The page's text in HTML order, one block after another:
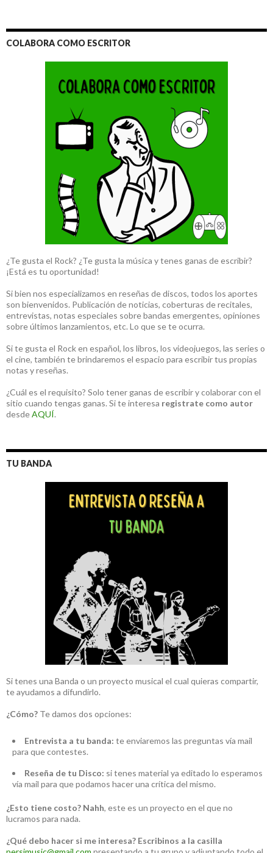
COLABORA COMO ESCRITOR
¿Te gusta el Rock? ¿Te gusta la música y tenes ganas de escribir?
¡Está es tu oportunidad!
Si bien nos especializamos en reseñas de discos, todos los aportes
son bienvenidos. Publicación de noticias, coberturas de recitales,
entrevistas, notas especiales sobre bandas emergentes, opiniones
sobre últimos lanzamientos, etc. Lo que se te ocurra.
Si te gusta el Rock en español, los libros, los videojuegos, las series o
el cine, también te brindaremos el espacio para escribir tus propias
notas y reseñas.
¿Cuál es el requisito? Solo tener ganas de escribir y colaborar con el
sitio cuando tengas ganas. Si te interesa registrate como autor
desdeAQUÍ.
TU BANDA
Si tenes una Banda o un proyecto musical el cual quieras compartir,
te ayudamos a difundirlo.
¿Cómo? Te damos dos opciones:
Entrevista a tu banda: te enviaremos las preguntas vía mail
para que contestes.
Reseña de tu Disco: si tenes material ya editado lo esperamos
vía mail para que podamos hacer una crítica del mismo.
¿Esto tiene costo? Nahh, este es un proyecto en el que no
lucramos para nada.
¿Qué debo hacer si me interesa? Escribinos a la casilla